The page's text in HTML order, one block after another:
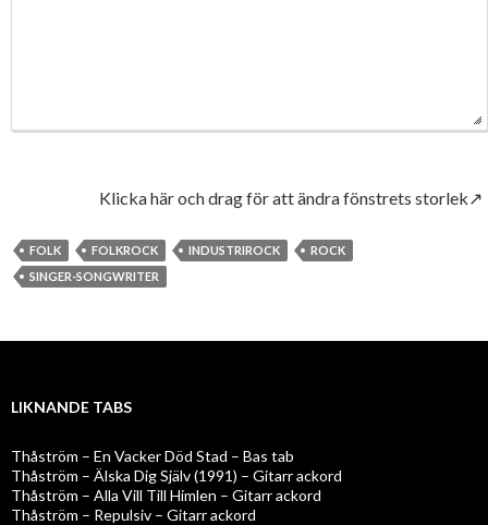
Klicka här och drag för att ändra fönstrets storlek↗
FOLK FOLKROCK INDUSTRIROCK
ROCK
SINGER-SONGWRITER
LIKNANDE TABS
Thåström – En Vacker Död Stad – Bas tab
Thåström – Älska Dig Själv (1991) – Gitarr ackord
Thåström – Alla Vill Till Himlen – Gitarr ackord
Thåström – Repulsiv – Gitarr ackord